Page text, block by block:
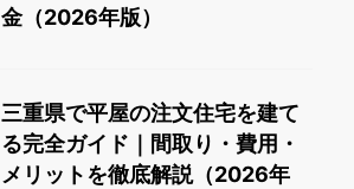
金（2026年版）
三重県で平屋の注文住宅を建て
る完全ガイド｜間取り・費用・
メリットを徹底解説（2026年